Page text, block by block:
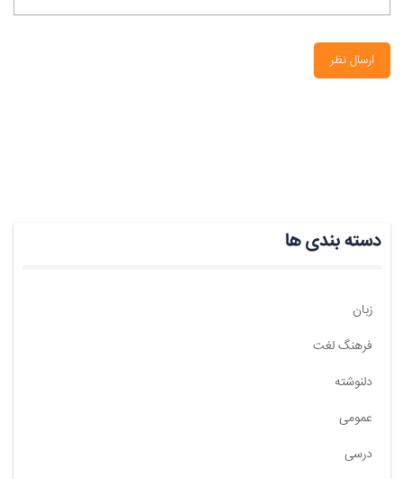
ارسال نظر
دسته بندی ها
زبان
فرهنگ لغت
دلنوشته
عمومی
درسی